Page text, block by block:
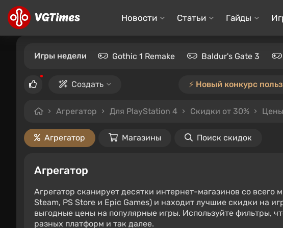
Новости Статьи Гайды
Игры недели Gothic 1 Remake Baldur's Gate 3
Создать ⚡️ Новый конкурс
Агрегатор Для PlayStation 4 Скидки от 30%
Агрегатор Магазины Поиск скидок
Агрегатор
Агрегатор сканирует десятки интернет-магазинов со
Steam, PS Store и Epic Games) и находит лучшие скидки на
выгодные цены на популярные игры. Используйте фильтры,
разных платформ и так далее.